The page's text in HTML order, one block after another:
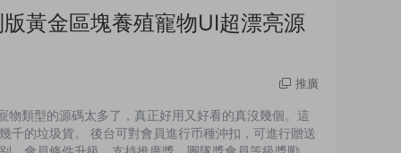
黃金區塊養殖寵物UI超漂亮源
推廣
類型的源碼太多了，真正好用又好看的真沒幾個。這
千的垃圾貨。 後台可對會員進行币種沖扣，可進行贈送